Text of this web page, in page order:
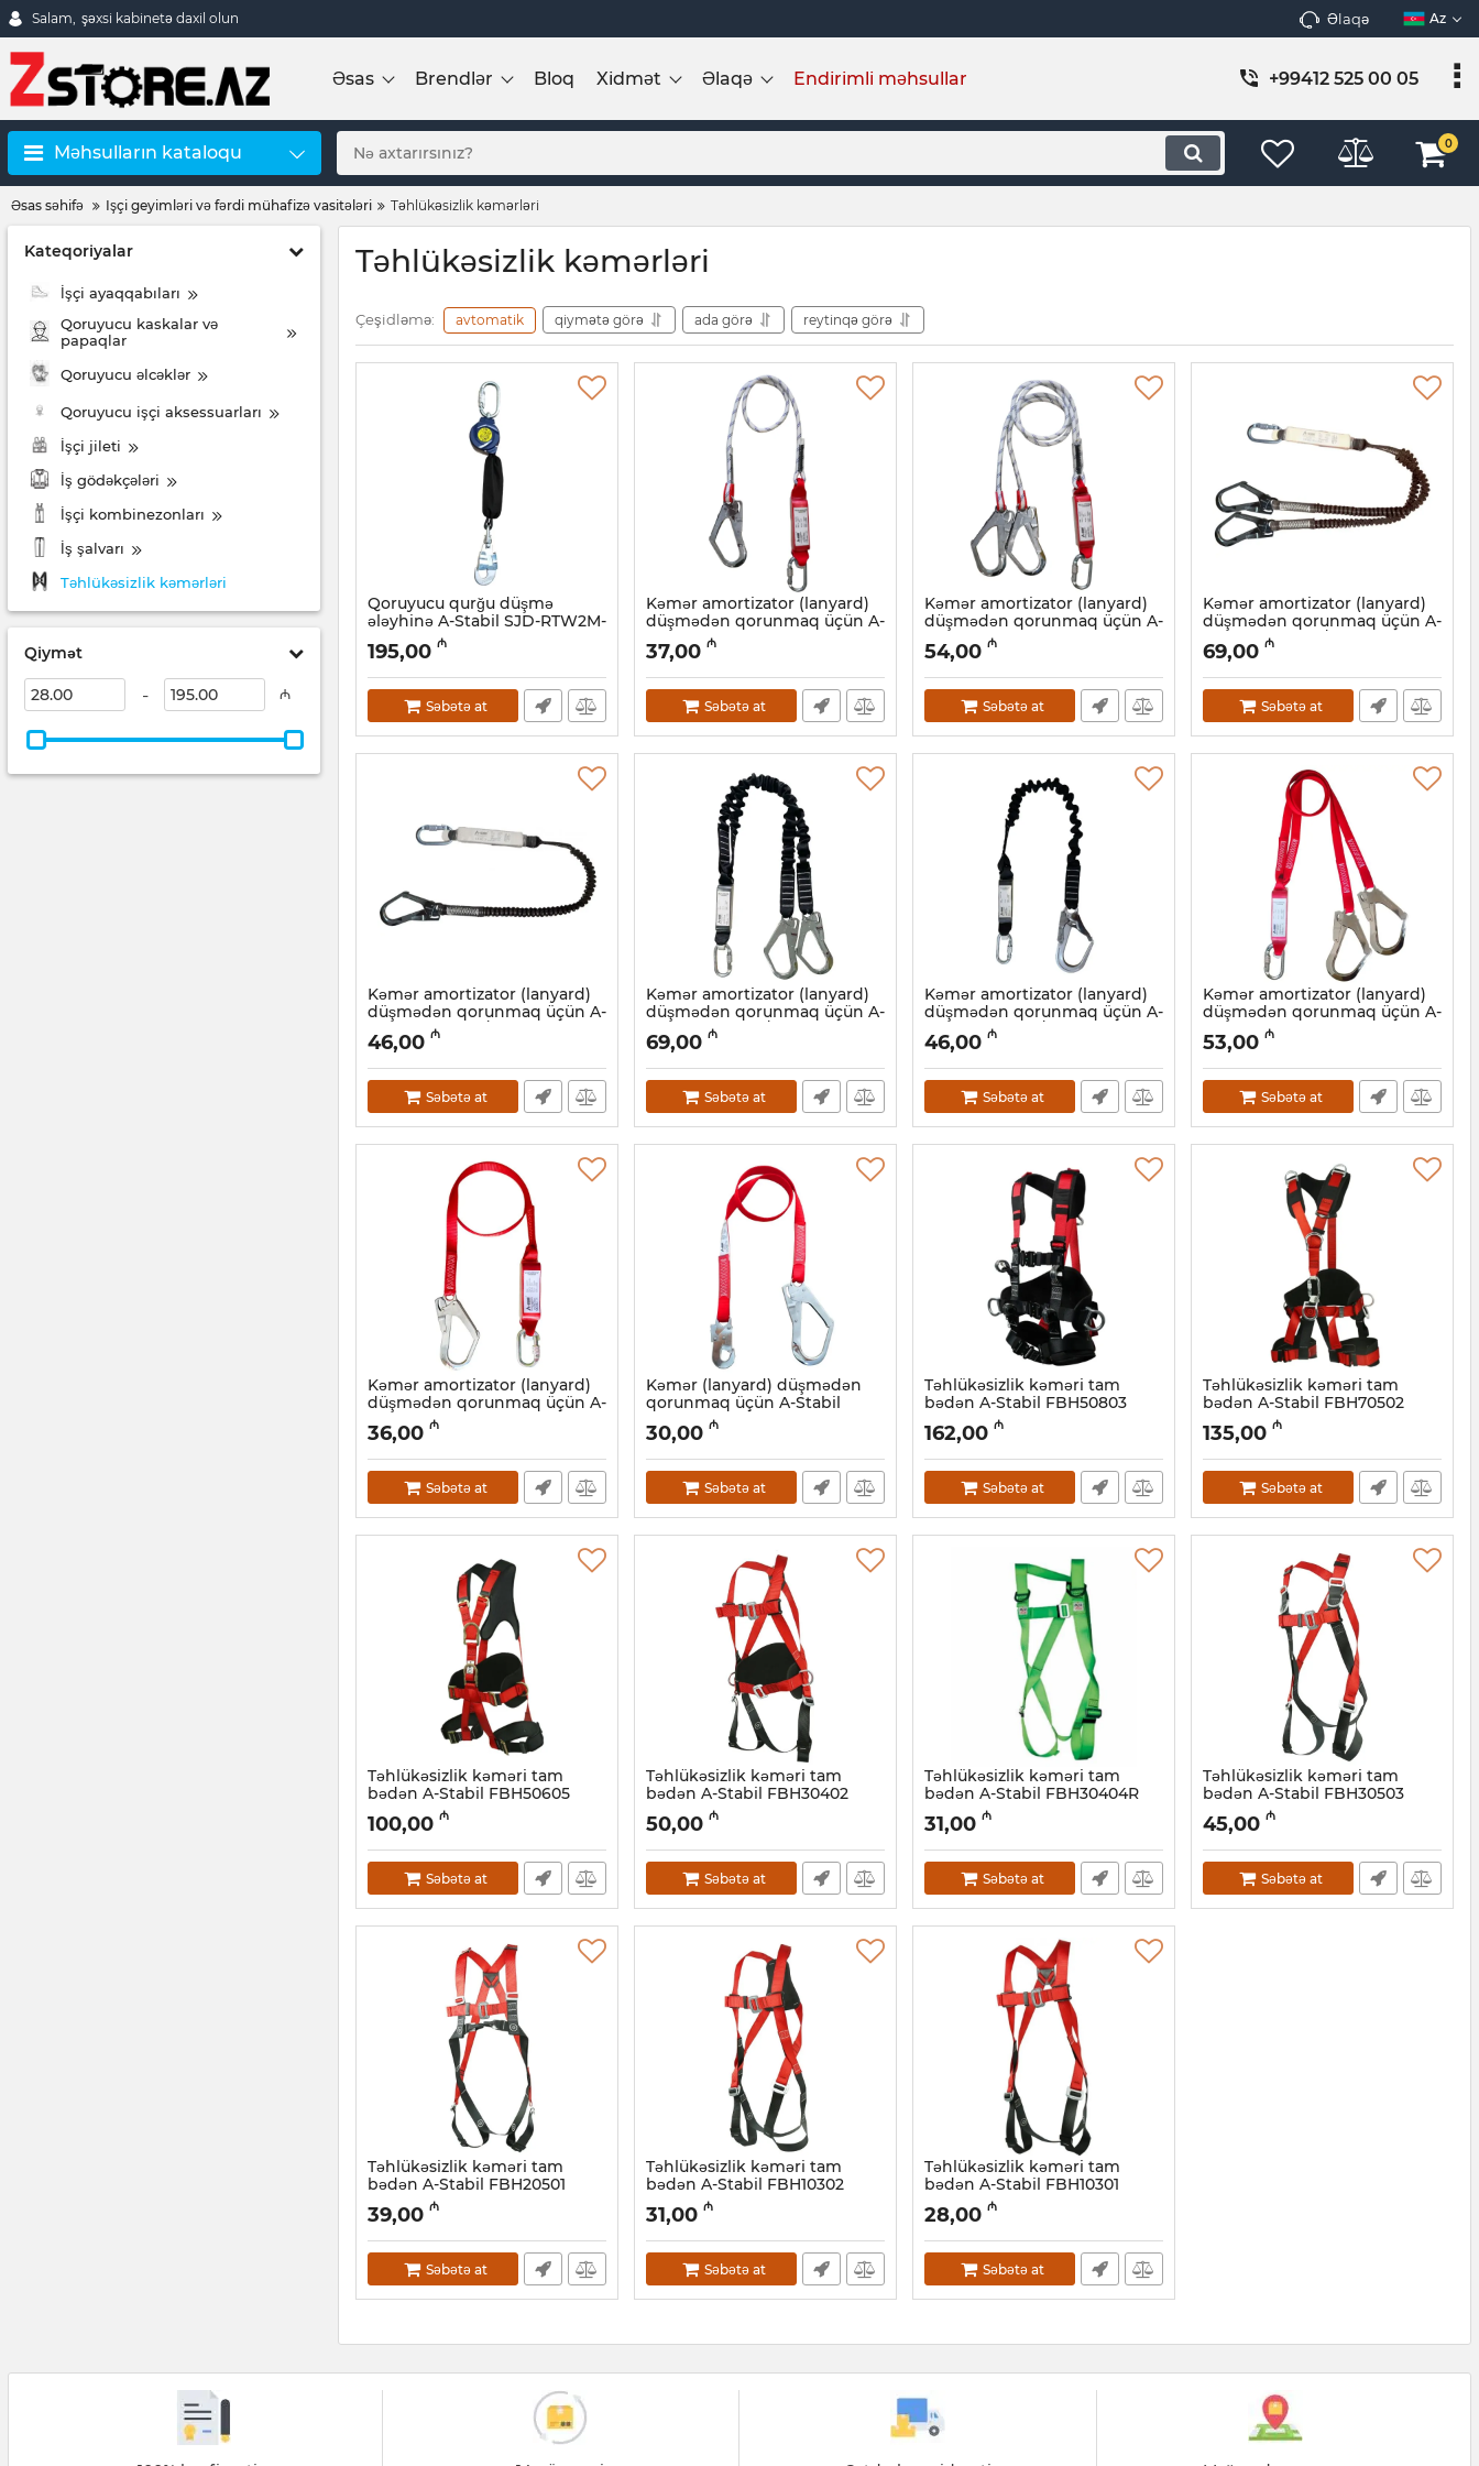
Salam, şəxsi kabinetə daxil olun Əlaqə Az
Əsas Brendlər Bloq Xidmət Əlaqə Endirimli məhsullar +99412 525 00 05
Məhsulların kataloqu 0
Əsas səhifə Işçi geyimləri və fərdi mühafizə vasitələri Təhlükəsizlik kəmərləri
Kateqoriyalar
İşçi ayaqqabıları
Qoruyucu kaskalar və
papaqlar
Qoruyucu əlcəklər
Qoruyucu işçi aksessuarları
İşçi jileti
İş gödəkçələri
İşçi kombinezonları
İş şalvarı
Təhlükəsizlik kəmərləri
Qiymət
- ₼
Təhlükəsizlik kəmərləri
Çeşidləmə: avtomatik qiymətə görə ada görə reytinqə görə
Qoruyucu qurğu düşmə
ələyhinə A-Stabil SJD-RTW2M-
Artikul: 047001019
195,00 ₼
Səbətə at
Kəmər amortizator (lanyard)
düşmədən qorunmaq üçün A-
Stabil EAL10151, 1.8 m
Artikul: 047001018
37,00 ₼
Səbətə at
Kəmər amortizator (lanyard)
düşmədən qorunmaq üçün A-
Stabil EALEAL10206, 1.8 m
Artikul: 047001017
54,00 ₼
Səbətə at
Kəmər amortizator (lanyard)
düşmədən qorunmaq üçün A-
Stabil EAL40211/L+C1101, 1.8 m
Artikul: 047001016
69,00 ₼
Səbətə at
Kəmər amortizator (lanyard)
düşmədən qorunmaq üçün A-
Stabil EAL40111/L+C1101, 1.8 m
Artikul: 047001015
46,00 ₼
Səbətə at
Kəmər amortizator (lanyard)
düşmədən qorunmaq üçün A-
Stabil EAL30211/L+C1101, 1.8 m
Artikul: 047001014
69,00 ₼
Səbətə at
Kəmər amortizator (lanyard)
düşmədən qorunmaq üçün A-
Stabil EAL30111/L+C1101, 1.8 m –
100 kq
Artikul: 047001013
46,00 ₼
Səbətə at
Kəmər amortizator (lanyard)
düşmədən qorunmaq üçün A-
Stabil EAL20206 1.8m
Artikul: 047001012
53,00 ₼
Səbətə at
Kəmər amortizator (lanyard)
düşmədən qorunmaq üçün A-
Stabil EAL20111 1.8m
Artikul: 047001011
36,00 ₼
Səbətə at
Kəmər (lanyard) düşmədən
qorunmaq üçün A-Stabil
EAL20167 1.5m
Artikul: 047001010
30,00 ₼
Səbətə at
Təhlükəsizlik kəməri tam
bədən A-Stabil FBH50803
Artikul: 047001009
162,00 ₼
Səbətə at
Təhlükəsizlik kəməri tam
bədən A-Stabil FBH70502
Artikul: 047001008
135,00 ₼
Səbətə at
Təhlükəsizlik kəməri tam
bədən A-Stabil FBH50605
Artikul: 047001007
100,00 ₼
Səbətə at
Təhlükəsizlik kəməri tam
bədən A-Stabil FBH30402
Artikul: 047001005
50,00 ₼
Səbətə at
Təhlükəsizlik kəməri tam
bədən A-Stabil FBH30404R
Artikul: 047001005
31,00 ₼
Səbətə at
Təhlükəsizlik kəməri tam
bədən A-Stabil FBH30503
Artikul: 047001004
45,00 ₼
Səbətə at
Təhlükəsizlik kəməri tam
bədən A-Stabil FBH20501
Artikul: 047001003
39,00 ₼
Səbətə at
Təhlükəsizlik kəməri tam
bədən A-Stabil FBH10302
Artikul: 047001002
31,00 ₼
Səbətə at
Təhlükəsizlik kəməri tam
bədən A-Stabil FBH10301
Artikul: 047001001
28,00 ₼
Səbətə at